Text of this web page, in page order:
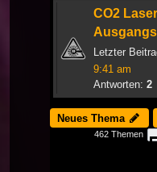
CO2
Letzter
9:41 am
Antworten: 2
Neues Thema
462 Themen